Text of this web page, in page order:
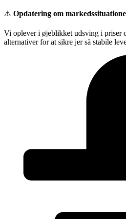
Videre
indhold
⚠️ Opdatering om
Vi oplever i øjeblikket udsving i priser
alternativer for at sikre jer så stabile